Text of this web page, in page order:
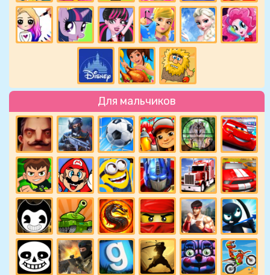
Для мальчиков